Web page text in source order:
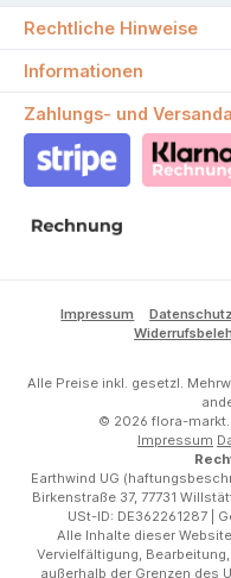
Rechtliche Hinweise
Informationen
Zahlungs- und
Impressum
Alle Preise inkl. gesetzl.
© 2026 flora-
Impressum
Earthwind UG
Birkenstraße 37, 77731
USt-ID: DE362261287 |
Alle Inhalte dieser
Vervielfältigung,
außerhalb der Grenzen des